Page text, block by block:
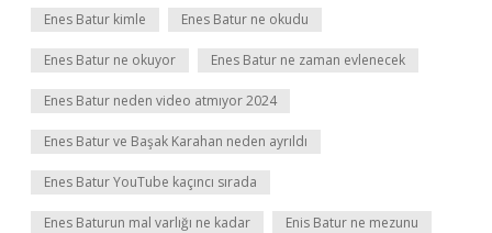
Enes Batur kimle Enes Batur ne okudu
Enes Batur ne okuyor Enes Batur ne zaman evlenecek
Enes Batur neden video atmıyor 2024
Enes Batur ve Başak Karahan neden ayrıldı
Enes Batur YouTube kaçıncı sırada
Enes Baturun mal varlığı ne kadar Enis Batur ne mezunu